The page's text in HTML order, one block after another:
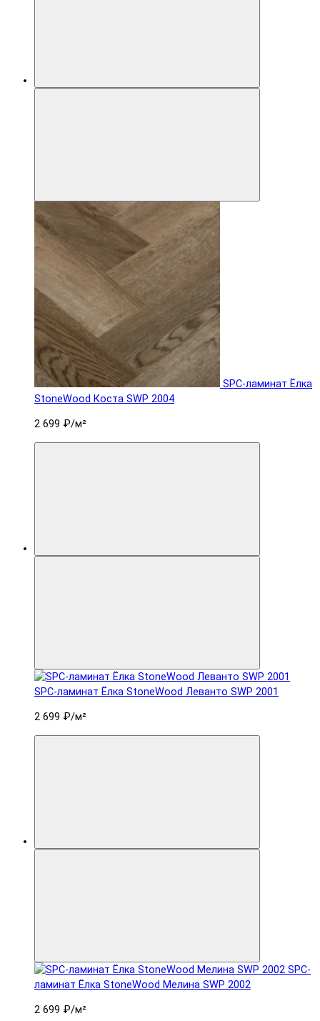
SPC-ламинат Ëлка
StoneWood Коста SWP 2004
2 699 ₽/м²
SPC-ламинат Ëлка StoneWood Леванто SWP 2001
2 699 ₽/м²
SPC-
ламинат Ëлка StoneWood Мелина SWP 2002
2 699 ₽/м²